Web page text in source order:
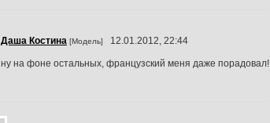
Даша Костина [Модель] 12.01.2012, 22:44
ну на фоне остальных, французский меня даже порадовал!